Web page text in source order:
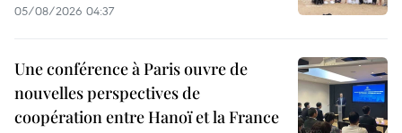
05/08/2026 04:37
Une conférence à Paris ouvre de
nouvelles perspectives de
coopération entre Hanoï et la France